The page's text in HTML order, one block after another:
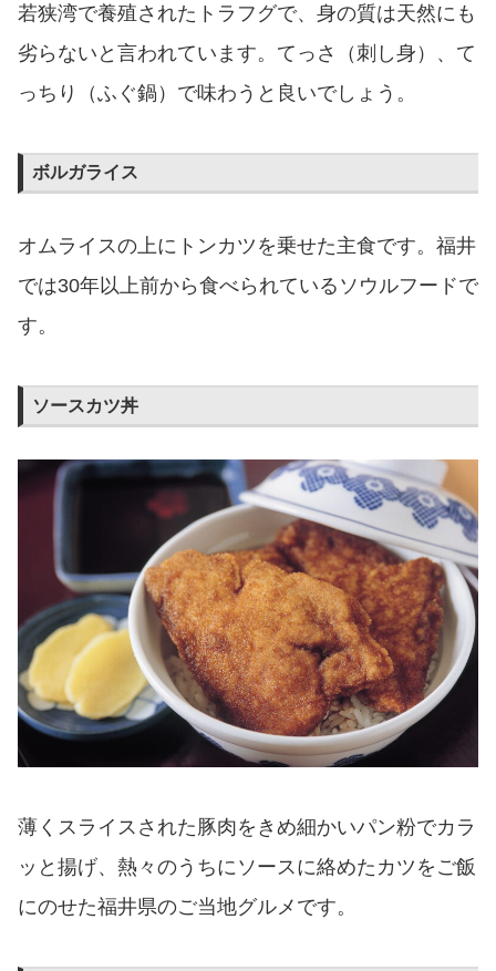
若狭湾で養殖されたトラフグで、身の質は天然にも
劣らないと言われています。てっさ（刺し身）、て
っちり（ふぐ鍋）で味わうと良いでしょう。
ボルガライス
オムライスの上にトンカツを乗せた主食です。福井
では30年以上前から食べられているソウルフードで
す。
ソースカツ丼
薄くスライスされた豚肉をきめ細かいパン粉でカラ
ッと揚げ、熱々のうちにソースに絡めたカツをご飯
にのせた福井県のご当地グルメです。